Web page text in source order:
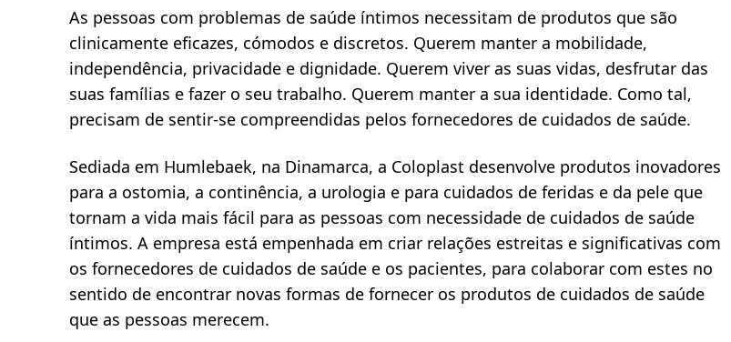
As pessoas com problemas de saúde íntimos necessitam de produtos que são
clinicamente eficazes, cómodos e discretos. Querem manter a mobilidade,
independência, privacidade e dignidade. Querem viver as suas vidas, desfrutar das
suas famílias e fazer o seu trabalho. Querem manter a sua identidade. Como tal,
precisam de sentir-se compreendidas pelos fornecedores de cuidados de saúde.
Sediada em Humlebaek, na Dinamarca, a Coloplast desenvolve produtos inovadores
para a ostomia, a continência, a urologia e para cuidados de feridas e da pele que
tornam a vida mais fácil para as pessoas com necessidade de cuidados de saúde
íntimos. A empresa está empenhada em criar relações estreitas e significativas com
os fornecedores de cuidados de saúde e os pacientes, para colaborar com estes no
sentido de encontrar novas formas de fornecer os produtos de cuidados de saúde
que as pessoas merecem.